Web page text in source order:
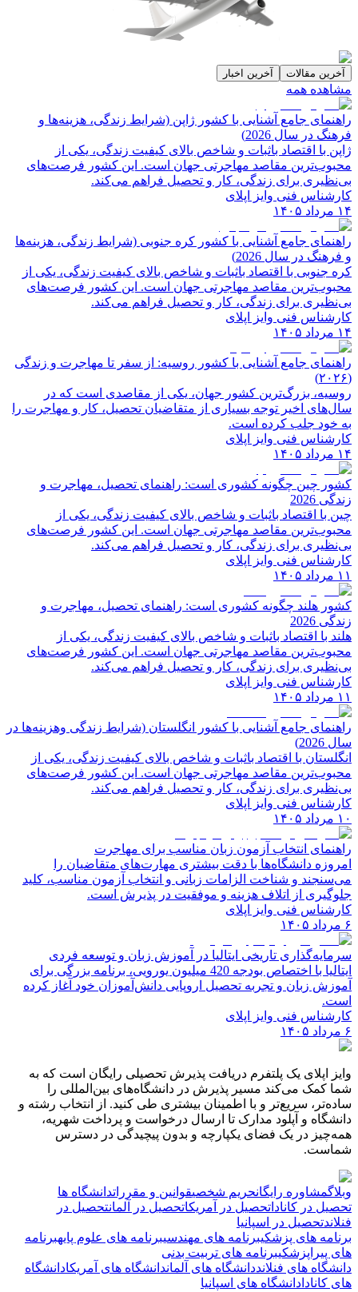
آخرین مقالات آخرین اخبار
مشاهده همه
راهنمای جامع آشنایی با کشور ژاپن (شرایط زندگی، هزینه‌ها و
فرهنگ در سال 2026)
ژاپن با اقتصاد باثبات و شاخص‌ بالای کیفیت زندگی، یکی از
محبوب‌ترین مقاصد مهاجرتی جهان است. این کشور فرصت‌های
بی‌نظیری برای زندگی، کار و تحصیل فراهم می‌کند.
کارشناس فنی وایز اپلای
۱۴ مرداد ۱۴۰۵
راهنمای جامع آشنایی با کشور کره جنوبی (شرایط زندگی، هزینه‌ها
و فرهنگ در سال 2026)
کره جنوبی با اقتصاد باثبات و شاخص‌ بالای کیفیت زندگی، یکی از
محبوب‌ترین مقاصد مهاجرتی جهان است. این کشور فرصت‌های
بی‌نظیری برای زندگی، کار و تحصیل فراهم می‌کند.
کارشناس فنی وایز اپلای
۱۴ مرداد ۱۴۰۵
راهنمای جامع آشنایی با کشور روسیه: از سفر تا مهاجرت و زندگی
(۲۰۲۶)
روسیه، بزرگ‌ترین کشور جهان، یکی از مقاصدی است که در
سال‌های اخیر توجه بسیاری از متقاضیان تحصیل، کار و مهاجرت را
به خود جلب کرده است.
کارشناس فنی وایز اپلای
۱۴ مرداد ۱۴۰۵
کشور چین چگونه کشوری است: راهنمای تحصیل، مهاجرت و
زندگی 2026
چین با اقتصاد باثبات و شاخص‌ بالای کیفیت زندگی، یکی از
محبوب‌ترین مقاصد مهاجرتی جهان است. این کشور فرصت‌های
بی‌نظیری برای زندگی، کار و تحصیل فراهم می‌کند.
کارشناس فنی وایز اپلای
۱۱ مرداد ۱۴۰۵
کشور هلند چگونه کشوری است: راهنمای تحصیل، مهاجرت و
زندگی 2026
هلند با اقتصاد باثبات و شاخص‌ بالای کیفیت زندگی، یکی از
محبوب‌ترین مقاصد مهاجرتی جهان است. این کشور فرصت‌های
بی‌نظیری برای زندگی، کار و تحصیل فراهم می‌کند.
کارشناس فنی وایز اپلای
۱۱ مرداد ۱۴۰۵
راهنمای جامع آشنایی با کشور انگلستان (شرایط زندگی وهزینه‌ها در
سال 2026)
انگلستان با اقتصاد باثبات و شاخص‌ بالای کیفیت زندگی، یکی از
محبوب‌ترین مقاصد مهاجرتی جهان است. این کشور فرصت‌های
بی‌نظیری برای زندگی، کار و تحصیل فراهم می‌کند.
کارشناس فنی وایز اپلای
۱۰ مرداد ۱۴۰۵
راهنمای انتخاب آزمون زبان مناسب برای مهاجرت
امروزه دانشگاه‌ها با دقت بیشتری مهارت‌های متقاضیان را
می‌سنجند و شناخت الزامات زبانی و انتخاب آزمون مناسب، کلید
جلوگیری از اتلاف هزینه و موفقیت در پذیرش است.
کارشناس فنی وایز اپلای
۶ مرداد ۱۴۰۵
سرمایه‌گذاری تاریخی ایتالیا در آموزش زبان و توسعه فردی
ایتالیا با اختصاص بودجه 420 میلیون یورویی، برنامه بزرگی برای
آموزش زبان و تجربه تحصیل اروپایی دانش‌آموزان خود آغاز کرده
است.
کارشناس فنی وایز اپلای
۶ مرداد ۱۴۰۵
وایز اپلای یک پلتفرم دریافت پذیرش تحصیلی رایگان است که به
شما کمک می‌کند مسیر پذیرش در دانشگاه‌های بین‌المللی را
ساده‌تر، سریع‌تر و با اطمینان بیشتری طی کنید. از انتخاب رشته و
دانشگاه و آپلود مدارک تا ارسال درخواست و پرداخت شهریه،
همه‌چیز در یک فضای یکپارچه و بدون پیچیدگی در دسترس
شماست.
وبلاگمشاوره رایگانحریم شخصیقوانین و مقرراتدانشگاه ها
تحصیل در کانادا تحصیل در آمریکاتحصیل در آلمانتحصیل در
فنلاندتحصیل در اسپانیا
برنامه های پزشکیبرنامه های مهندسیبرنامه های علوم پایهبرنامه
های پیراپزشکیبرنامه های تربیت بدنی
دانشگاه های فنلانددانشگاه های آلماندانشگاه های آمریکادانشگاه
های کانادا دانشگاه های اسپانیا